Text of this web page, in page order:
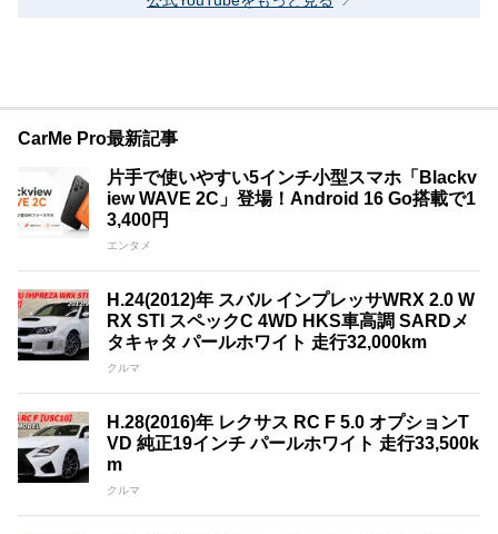
CarMe Pro最新記事
片手で使いやすい5インチ小型スマホ「Blackv
iew WAVE 2C」登場！Android 16 Go搭載で1
3,400円
エンタメ
H.24(2012)年 スバル インプレッサWRX 2.0 W
RX STI スペックC 4WD HKS車高調 SARDメ
タキャタ パールホワイト 走行32,000km
クルマ
H.28(2016)年 レクサス RC F 5.0 オプションT
VD 純正19インチ パールホワイト 走行33,500k
m
クルマ